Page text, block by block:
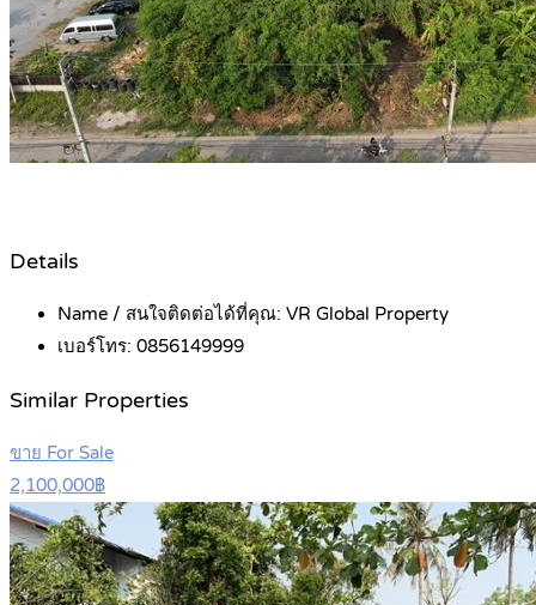
Details
Name / สนใจติดต่อได้ที่คุณ: VR Global Property
เบอร์โทร: 0856149999
Similar Properties
ขาย For Sale
2,100,000฿